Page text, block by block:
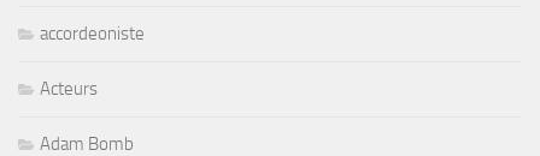
accordeoniste
Acteurs
Adam Bomb